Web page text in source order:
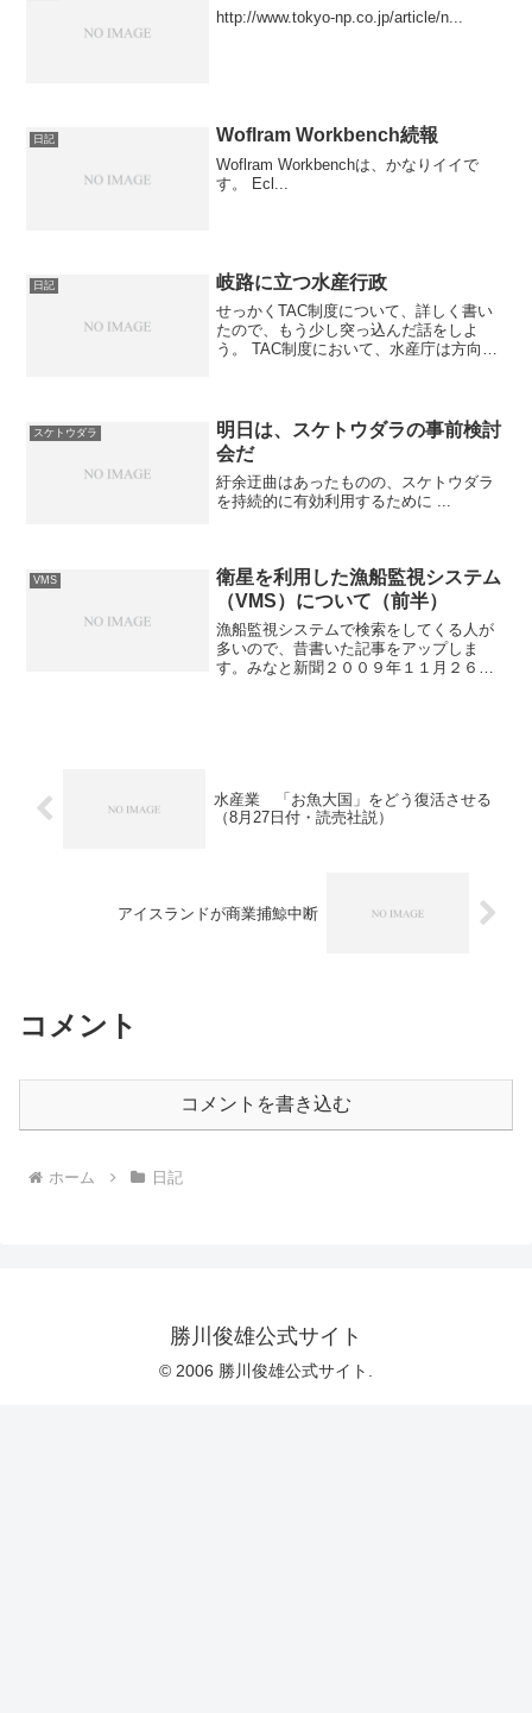
http://www.tokyo-np.co.jp/article/n...
日記 Woflram Workbench続報
Woflram Workbenchは、かなりイイで
す。 Ecl...
日記 岐路に立つ水産行政
せっかくTAC制度について、詳しく書い
たので、もう少し突っ込んだ話をしよ
う。 TAC制度において、水産庁は方向転
う。TAC制度を導入す...
スケトウダラ
明日は、スケトウダラの事前検討
会だ
紆余迂曲はあったものの、スケトウダラ
を持続的に有効利用するために ...
VMS
衛星を利用した漁船監視システム
（VMS）について（前半）
漁船監視システムで検索をしてくる人が
多いので、昔書いた記事をアップしま
す。みなと新聞２００９年１１月２６日
水産業 「お魚大国」をどう復活させる
（8月27日付・読売社説）
アイスランドが商業捕鯨中断
コメント
コメントを書き込む
ホーム 日記
勝川俊雄公式サイト
© 2006 勝川俊雄公式サイト.